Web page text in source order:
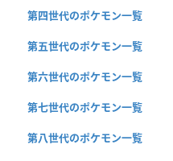
第四世代のポケモン一覧
第五世代のポケモン一覧
第六世代のポケモン一覧
第七世代のポケモン一覧
第八世代のポケモン一覧